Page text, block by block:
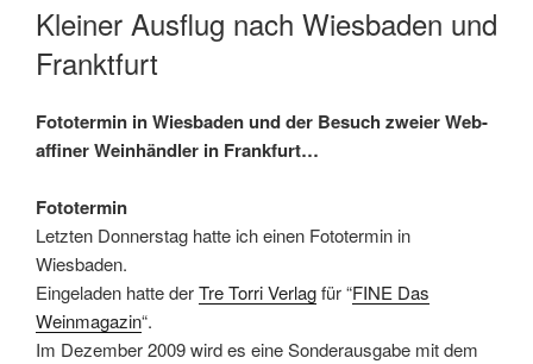
ON
Kleiner Ausflug nach Wiesbaden und
Franktfurt
Fototermin in Wiesbaden und der Besuch zweier Web-
affiner Weinhändler in Frankfurt…
Fototermin
Letzten Donnerstag hatte ich einen Fototermin in
Wiesbaden.
Eingeladen hatte derTre Torri Verlagfür “FINE Das
Weinmagazin“.
Im Dezember 2009 wird es eine Sonderausgabe mit dem